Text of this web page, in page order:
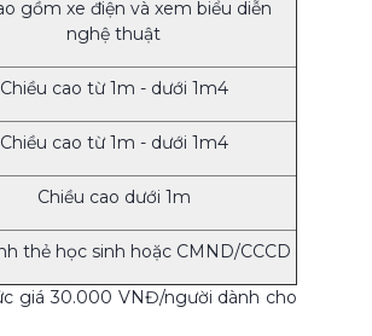
gồm xe điện và xem biểu diễn
nghệ thuật
Chiều cao từ 1m - dưới 1m4
Chiều cao từ 1m - dưới 1m4
Chiều cao dưới 1m
thẻ học sinh hoặc CMND/CCCD
giá 30.000 VNĐ/người dành cho